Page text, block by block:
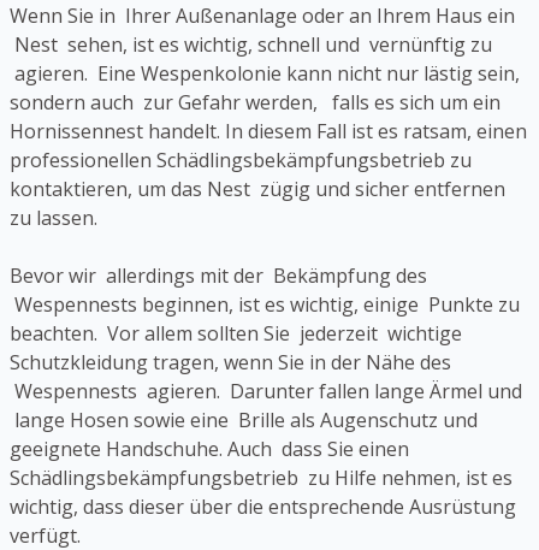
Wenn Sie in Ihrer Außenanlage oder an Ihrem Haus ein
Nest sehen, ist es wichtig, schnell und vernünftig zu
agieren. Eine Wespenkolonie kann nicht nur lästig sein,
sondern auch zur Gefahr werden, falls es sich um ein
Hornissennest handelt. In diesem Fall ist es ratsam, einen
professionellen Schädlingsbekämpfungsbetrieb zu
kontaktieren, um das Nest zügig und sicher entfernen
zu lassen.
Bevor wir allerdings mit der Bekämpfung des
Wespennests beginnen, ist es wichtig, einige Punkte zu
beachten. Vor allem sollten Sie jederzeit wichtige
Schutzkleidung tragen, wenn Sie in der Nähe des
Wespennests agieren. Darunter fallen lange Ärmel und
lange Hosen sowie eine Brille als Augenschutz und
geeignete Handschuhe. Auch dass Sie einen
Schädlingsbekämpfungsbetrieb zu Hilfe nehmen, ist es
wichtig, dass dieser über die entsprechende Ausrüstung
verfügt.